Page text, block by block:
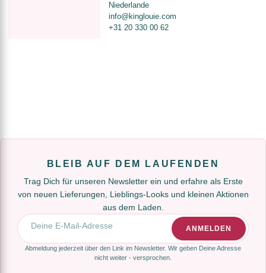
Niederlande
info@kinglouie.com
+31 20 330 00 62
BLEIB AUF DEM LAUFENDEN
Trag Dich für unseren Newsletter ein und erfahre als Erste
von neuen Lieferungen, Lieblings-Looks und kleinen Aktionen
aus dem Laden.
E-Mail-Adresse
ANMELDEN
Abmeldung jederzeit über den Link im Newsletter. Wir geben Deine Adresse
nicht weiter - versprochen.